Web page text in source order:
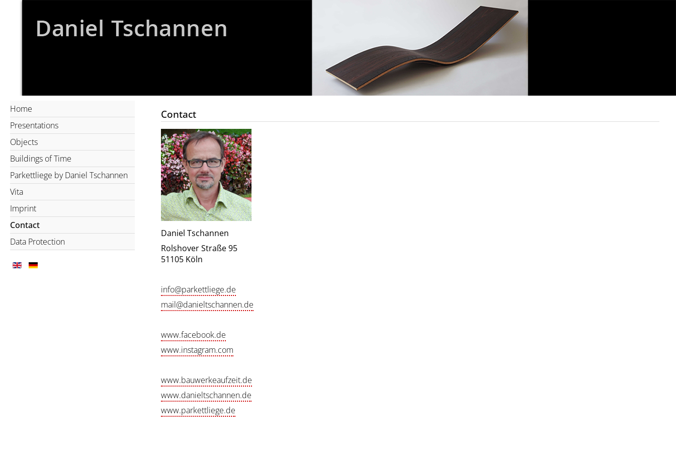
Home
Presentations
Objects
Buildings of Time
Parkettliege by Daniel Tschannen
Vita
Imprint
Contact
Data Protection
Contact
Daniel Tschannen
Rolshover Straße 95
51105 Köln
info@parkettliege.de
mail@danieltschannen.de
www.facebook.de
www.instagram.com
www.bauwerkeaufzeit.de
www.danieltschannen.de
www.parkettliege.de